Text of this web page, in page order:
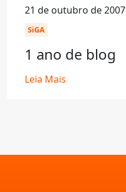
21 de outubro de 2007
SiGA
1 ano de blog
Leia Mais